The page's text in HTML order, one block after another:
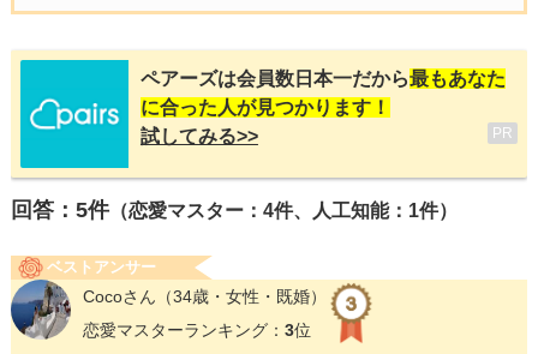
ペアーズは会員数日本一だから最もあなた
に合った人が見つかります！
試してみる>>
PR
回答： 5件（恋愛マスター：4件、人工知能：1件）
ベストアンサー
Cocoさん （34歳・女性・既婚）
恋愛マスターランキング： 3位